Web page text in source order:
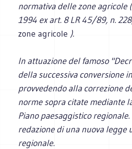
normativa delle zone agricole
1994 ex art. 8 LR 45/89, n.
zone agricole ).
In attuazione del famoso
della successiva conversione
provvedendo alla correzione
norme sopra citate mediante
Piano paesaggistico
redazione di una nuova legge
regionale.